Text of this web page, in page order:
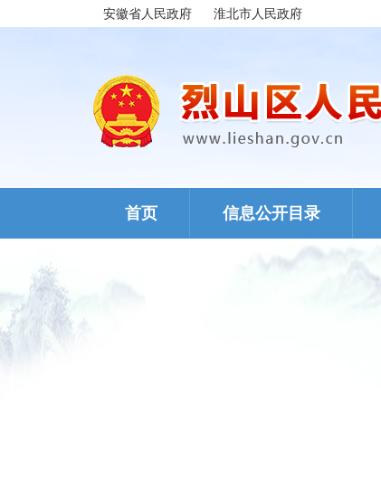
安徽省人民政府 淮北市人民政府
首页 信息公开目录